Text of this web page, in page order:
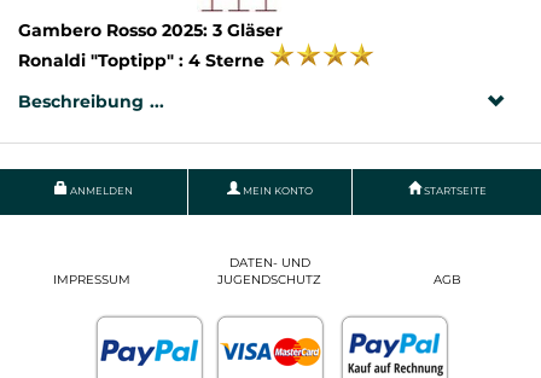
Gambero Rosso 2025: 3 Gläser
Ronaldi "Toptipp" : 4 Sterne
Beschreibung
ANMELDEN MEIN KONTO STARTSEITE
IMPRESSUM
DATEN- UND
JUGENDSCHUTZ
AGB